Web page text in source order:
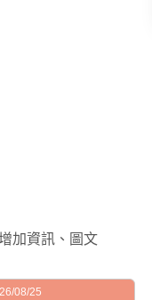
加資訊、圖文
08/25